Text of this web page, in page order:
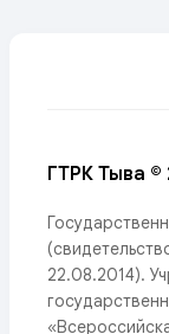
ГТРК Тыва ©
22.08.2014).